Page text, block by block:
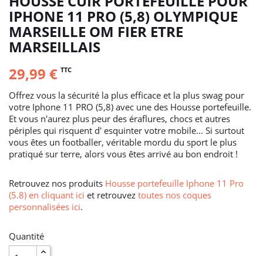
IPHONE 11 PRO (5,8) OLYMPIQUE
MARSEILLE OM FIER ETRE
MARSEILLAIS
29,99 € TTC
Offrez vous la sécurité la plus efficace et la plus swag pour
votre Iphone 11 PRO (5,8) avec une des Housse portefeuille.
Et vous n'aurez plus peur des éraflures, chocs et autres
périples qui risquent d' esquinter votre mobile... Si surtout
vous êtes un footballer, véritable mordu du sport le plus
pratiqué sur terre, alors vous êtes arrivé au bon endroit !
Retrouvez nos produits Housse portefeuille Iphone 11 Pro
(5.8) en cliquant ici et retrouvez toutes nos coques
personnalisées ici.
Quantité